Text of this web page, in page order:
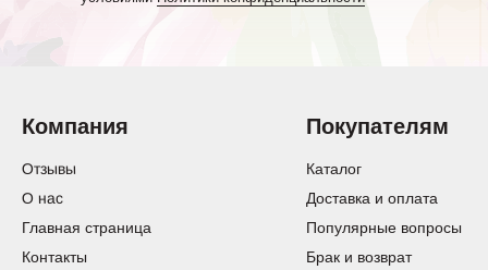
Компания Покупателям
О нас
Главная страница
Контакты
Каталог
Доставка и оплата
Популярные вопросы
Брак и возврат
Отзывы